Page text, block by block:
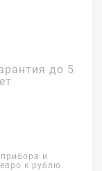
до 5
и
к рублю